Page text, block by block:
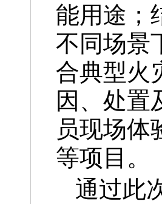
能用途；
不同场景
合典型火
因、处置
员现场体
等项目。
通过此